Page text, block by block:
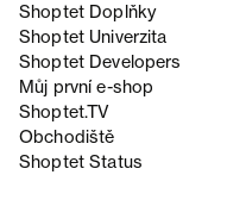
Shoptet Doplňky
Shoptet Univerzita
Shoptet Developers
Můj první e-shop
Shoptet.TV
Obchodiště
Shoptet Status